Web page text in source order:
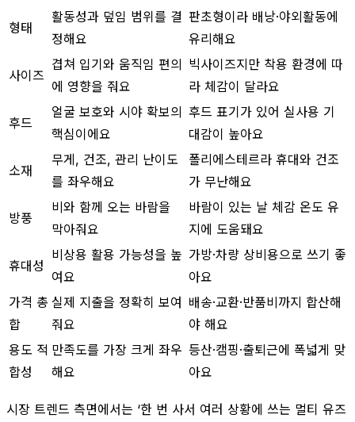
형태
활동성과 덮임 범위를 결
정해요
판초형이라 배낭·야외활동에
유리해요
사이즈
겹쳐 입기와 움직임 편의
에 영향을 줘요
빅사이즈지만 착용 환경에 따
라 체감이 달라요
후드
얼굴 보호와 시야 확보의
핵심이에요
후드 표기가 있어 실사용 기
대감이 높아요
소재
무게, 건조, 관리 난이도
를 좌우해요
폴리에스테르라 휴대와 건조
가 무난해요
방풍
비와 함께 오는 바람을
막아줘요
바람이 있는 날 체감 온도 유
지에 도움돼요
휴대성
비상용 활용 가능성을 높
여요
가방·차량 상비용으로 쓰기 좋
아요
가격 총
합
실제 지출을 정확히 보여
줘요
배송·교환·반품비까지 합산해
야 해요
용도 적
합성
만족도를 가장 크게 좌우
해요
등산·캠핑·출퇴근에 폭넓게 맞
아요
시장 트렌드 측면에서는 ‘한 번 사서 여러 상황에 쓰는 멀티 유즈